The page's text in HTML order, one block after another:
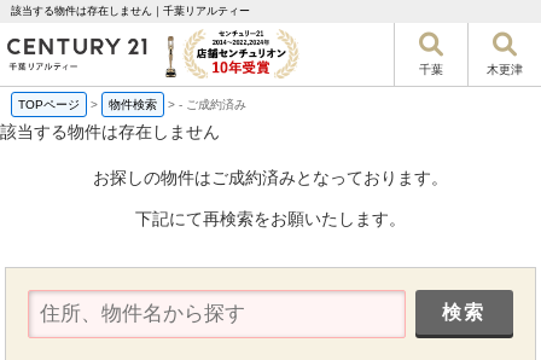
該当する物件は存在しません｜千葉リアルティー
千葉 木更津
TOPページ > 物件検索 >- ご成約済み
該当する物件は存在しません
お探しの物件はご成約済みとなっております。
下記にて再検索をお願いたします。